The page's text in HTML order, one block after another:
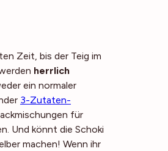
Zeit, bis der Teig im
herrlich
ein normaler
3-Zutaten-
für
Und könnt die Schoki
machen! Wenn ihr